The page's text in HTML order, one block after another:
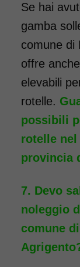
Se hai
gamba
comune di
offre
elevabili
rotelle.
possibili
rotelle
provincia
Devo
noleggio
comune